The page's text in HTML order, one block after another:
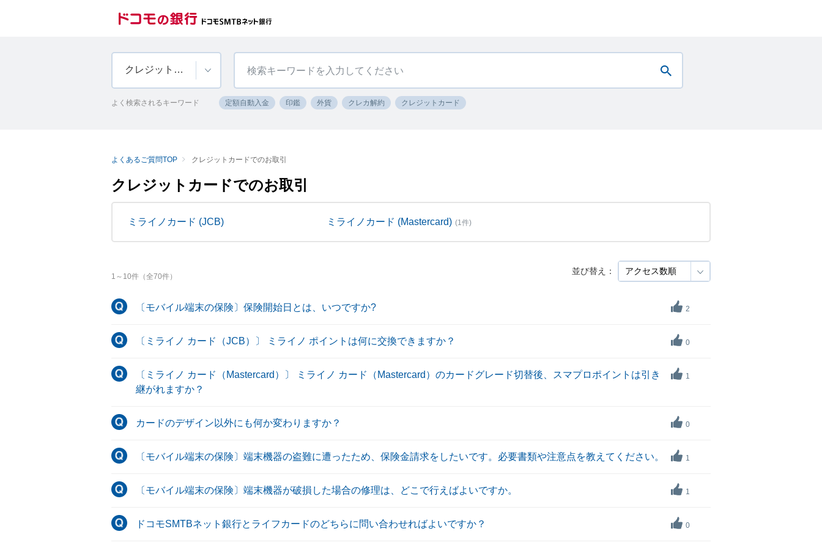
クレジットカードでのお取引
よく検索されるキーワード 定額自動入金 印鑑 外貨 クレカ解約 クレジットカード
よくあるご質問TOP クレジットカードでのお取引
クレジットカードでのお取引
ミライノカード (JCB) ミライノカード (Mastercard) (1件)
並び替え：
1 ～ 10件（全70件）
〔モバイル端末の保険〕保険開始日とは、いつですか? 2
〔ミライノ カード（JCB）〕 ミライノ ポイントは何に交換できますか？ 0
〔ミライノ カード（Mastercard）〕 ミライノ カード（Mastercard）のカードグレード切替後、スマプロポイントは引き
継がれますか？
1
カードのデザイン以外にも何か変わりますか？ 0
〔モバイル端末の保険〕端末機器の盗難に遭ったため、保険金請求をしたいです。必要書類や注意点を教えてください。 1
〔モバイル端末の保険〕端末機器が破損した場合の修理は、どこで行えばよいですか。 1
ドコモSMTBネット銀行とライフカードのどちらに問い合わせればよいですか？ 0